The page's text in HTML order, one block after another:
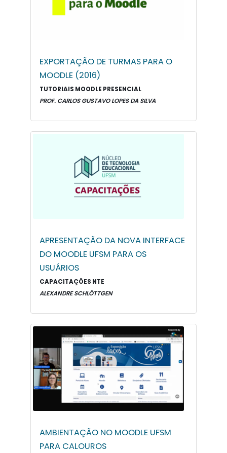
EXPORTAÇÃO DE TURMAS PARA O
MOODLE (2016)
TUTORIAIS MOODLE PRESENCIAL
PROF. CARLOS GUSTAVO LOPES DA SILVA
APRESENTAÇÃO DA NOVA INTERFACE
DO MOODLE UFSM PARA OS
USUÁRIOS
CAPACITAÇÕES NTE
ALEXANDRE SCHLÖTTGEN
AMBIENTAÇÃO NO MOODLE UFSM
PARA CALOUROS